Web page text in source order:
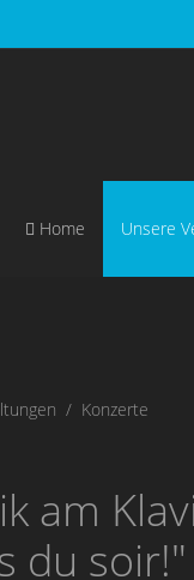
Home Unsere
Konzerte
am
du